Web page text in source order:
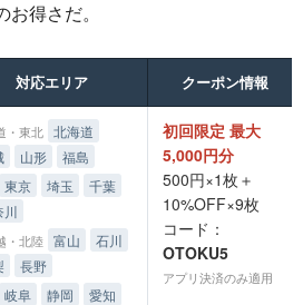
お得さだ。
対応エリア クーポン情報
・東北 北海道
山形 福島
東京 埼玉
千葉
川
・北陸 富山
石川
長野
岐阜 静岡
愛知
初回限定 最大
5,000円分
500円×1枚＋
10%OFF×9枚
コード：
OTOKU5
アプリ決済のみ適用